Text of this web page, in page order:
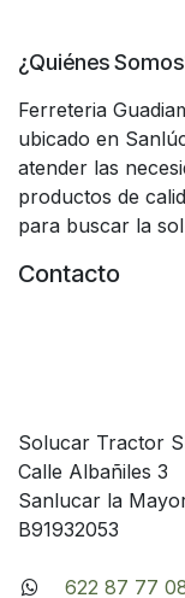
¿Quiénes
Ferreteria
ubicado en
atender las
productos de
para buscar la
Contacto
Solucar Tractor
Calle Albañiles 3
Sanlucar la
B91932053
622 87 77